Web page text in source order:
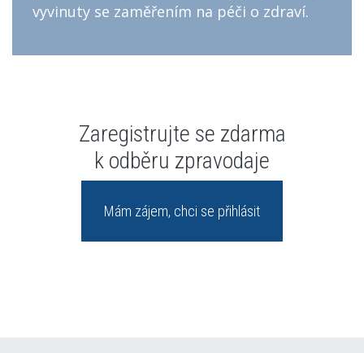
vyvinuty se zaměřením na péči o zdraví.
Zaregistrujte se zdarma
k odběru zpravodaje
Mám zájem, chci se přihlásit